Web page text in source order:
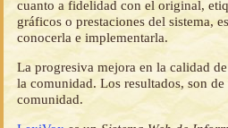
cuanto a fidelidad con el original,
gráficos o prestaciones del sistema,
conocerla e implementarla.
La progresiva mejora en la calidad
la comunidad. Los resultados, son
comunidad.